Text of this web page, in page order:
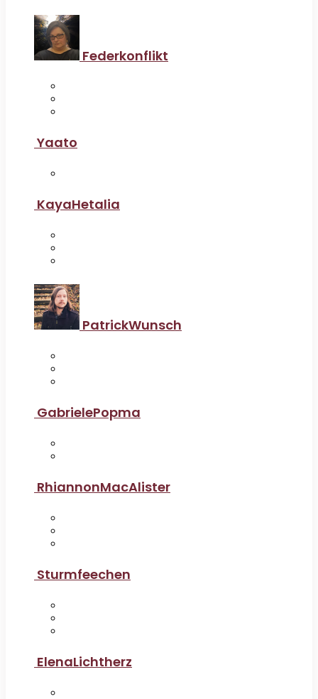
Federkonflikt
Yaato
KayaHetalia
PatrickWunsch
GabrielePopma
RhiannonMacAlister
Sturmfeechen
ElenaLichtherz